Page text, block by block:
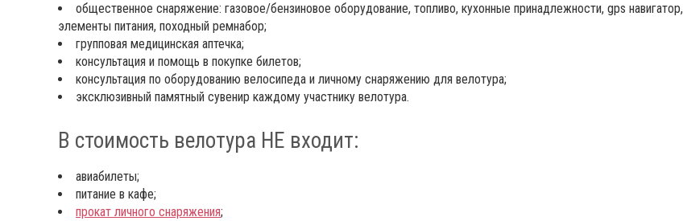
общественное снаряжение: газовое/бензиновое оборудование, топливо, кухонные принадлежности, gps навигатор,
элементы питания, походный ремнабор;
групповая медицинская аптечка;
консультация и помощь в покупке билетов;
консультация по оборудованию велосипеда и личному снаряжению для велотура;
эксклюзивный памятный сувенир каждому участнику велотура.
В стоимость велотура НЕ входит:
авиабилеты;
питание в кафе;
прокат личного снаряжения;